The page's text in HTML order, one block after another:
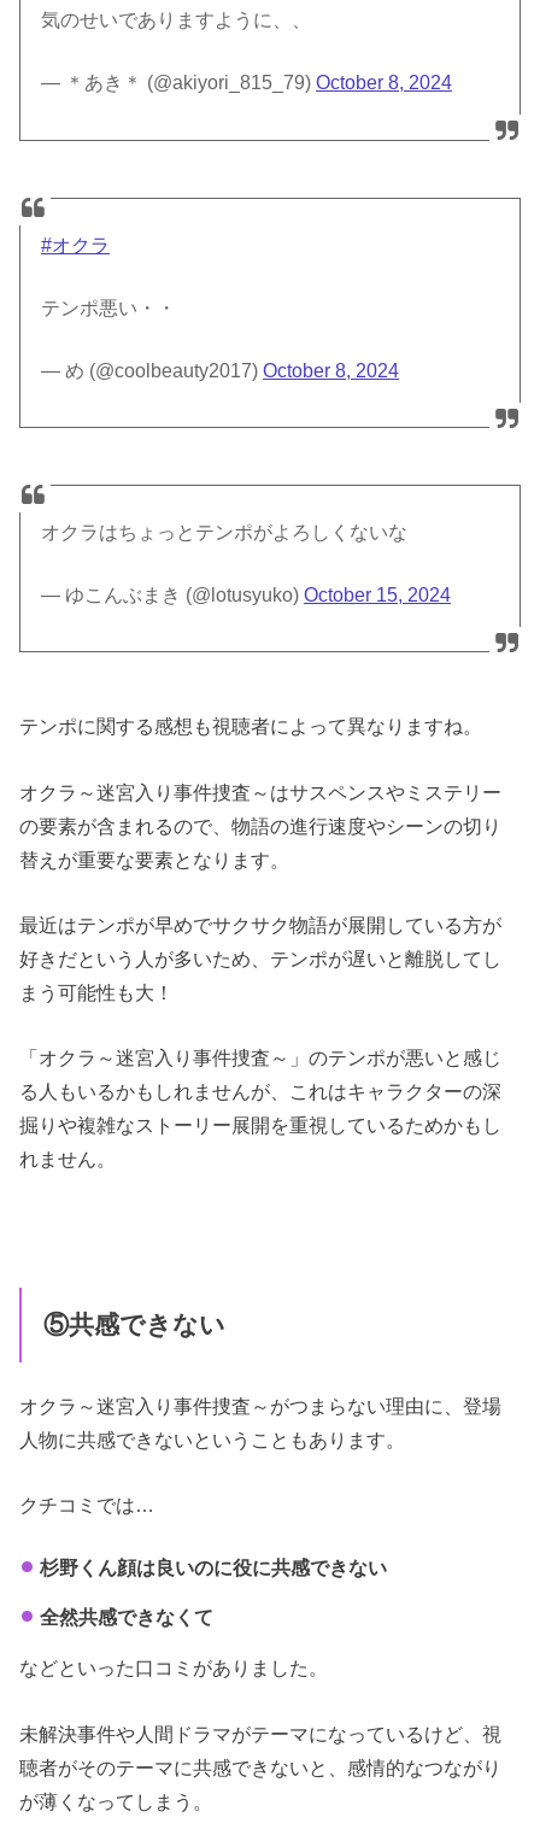
気のせいでありますように、、
— ＊あき＊ (@akiyori_815_79)October 8, 2024
#オクラ
テンポ悪い・・
— め (@coolbeauty2017)October 8, 2024
オクラはちょっとテンポがよろしくないな
— ゆこんぶまき (@lotusyuko)October 15, 2024
テンポに関する感想も視聴者によって異なりますね。
オクラ～迷宮入り事件捜査～はサスペンスやミステリー
の要素が含まれるので、物語の進行速度やシーンの切り
替えが重要な要素となります。
最近はテンポが早めでサクサク物語が展開している方が
好きだという人が多いため、テンポが遅いと離脱してし
まう可能性も大！
「オクラ～迷宮入り事件捜査～」のテンポが悪いと感じ
る人もいるかもしれませんが、これはキャラクターの深
掘りや複雑なストーリー展開を重視しているためかもし
れません。
⑤共感できない
オクラ～迷宮入り事件捜査～がつまらない理由に、登場
人物に共感できないということもあります。
クチコミでは…
杉野くん顔は良いのに役に共感できない
全然共感できなくて
などといった口コミがありました。
未解決事件や人間ドラマがテーマになっているけど、視
聴者がそのテーマに共感できないと、感情的なつながり
が薄くなってしまう。